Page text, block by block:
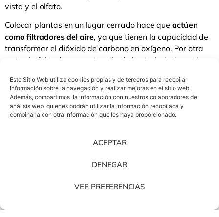
Este Sitio Web utiliza cookies propias y de terceros para recopilar
información sobre la navegación y realizar mejoras en el sitio web.
Además, compartimos la información con nuestros colaboradores de
análisis web, quienes podrán utilizar la información recopilada y
combinarla con otra información que les haya proporcionado.
ACEPTAR
DENEGAR
VER PREFERENCIAS
vista y el olfato.
Colocar plantas en un lugar cerrado hace que actúen
como filtradores del aire, ya que tienen la capacidad de
transformar el dióxido de carbono en oxígeno. Por otra
parte, la falta de concentración de los trabajadores tiene
rodeados de ellas, la falta de concentraciónse reducirá
hasta en un 70%. Se trata de un dato avalado por los
científicos, quienes descubrieron que tiene efectos
positivos en la psicología de las personas. Así, la
aumentan la sensación de bienestar, al tiempo que
Por otro lado, colocar un muro verde, hará que